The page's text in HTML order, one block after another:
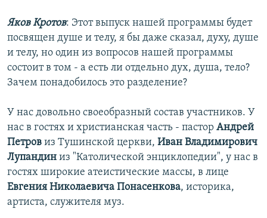
Все сайты РСЕ/РС
Яков Кротов: Этот выпуск нашей программы будет
посвящен душе и телу, я бы даже сказал, духу, душе
и телу, но один из вопросов нашей программы
состоит в том - а есть ли отдельно дух, душа, тело?
Зачем понадобилось это разделение?
У нас довольно своеобразный состав участников. У
нас в гостях и христианская часть - пастор Андрей
Петров из Тушинской церкви, Иван Владимирович
Лупандин из "Католической энциклопедии", у нас в
гостях широкие атеистические массы, в лице
Евгения Николаевича Понасенкова, историка,
артиста, служителя муз.